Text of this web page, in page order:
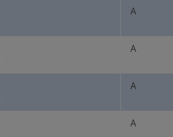
A
A
A
A